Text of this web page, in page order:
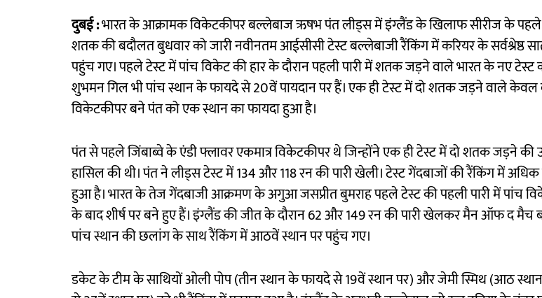
दुबई :भारत के आक्रामक विकेटकीपर बल्लेबाज ऋषभ पंत लीड्स में इंग्लैंड के खिलाफ सीरीज के पहले
शतक की बदौलत बुधवार को जारी नवीनतम आईसीसी टेस्ट बल्लेबाजी रैंकिंग में करियर के सर्वश्रेष्ठ
पहुंच गए। पहले टेस्ट में पांच विकेट की हार के दौरान पहली पारी में शतक जड़ने वाले भारत के नए टेस्ट
शुभमन गिल भी पांच स्थान के फायदे से 20वें पायदान पर हैं। एक ही टेस्ट में दो शतक जड़ने वाले
विकेटकीपर बने पंत को एक स्थान का फायदा हुआ है।
पंत से पहले जिंबाब्वे के एंडी फ्लावर एकमात्र विकेटकीपर थे जिन्होंने एक ही टेस्ट में दो शतक जड़ने की
हासिल की थी। पंत ने लीड्स टेस्ट में 134 और 118 रन की पारी खेली। टेस्ट गेंदबाजों की रैंकिंग में
हुआ है। भारत के तेज गेंदबाजी आक्रमण के अगुआ जसप्रीत बुमराह पहले टेस्ट की पहली पारी में पांच
के बाद शीर्ष पर बने हुए हैं। इंग्लैंड की जीत के दौरान 62 और 149 रन की पारी खेलकर मैन ऑफ द
पांच स्थान की छलांग के साथ रैंकिंग में आठवें स्थान पर पहुंच गए।
डकेट के टीम के साथियों ओली पोप (तीन स्थान के फायदे से 19वें स्थान पर) और जेमी स्मिथ (आठ